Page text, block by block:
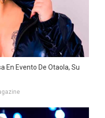
En Evento De Otaola, Su